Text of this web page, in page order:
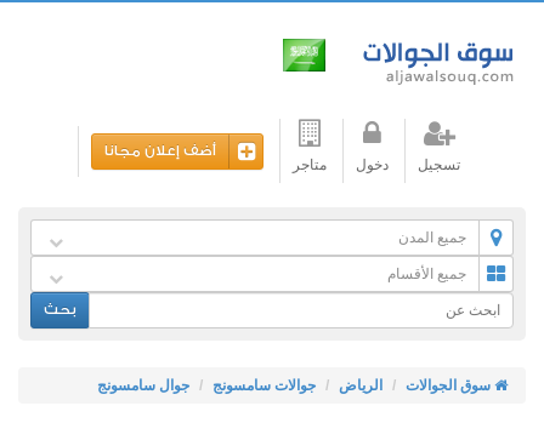
تسجيل دخول متاجر
أضف إعلان مجانا
جميع المدن
جميع الأقسام
بحث
سوق الجوالات الرياض جوالات سامسونج جوال سامسونج